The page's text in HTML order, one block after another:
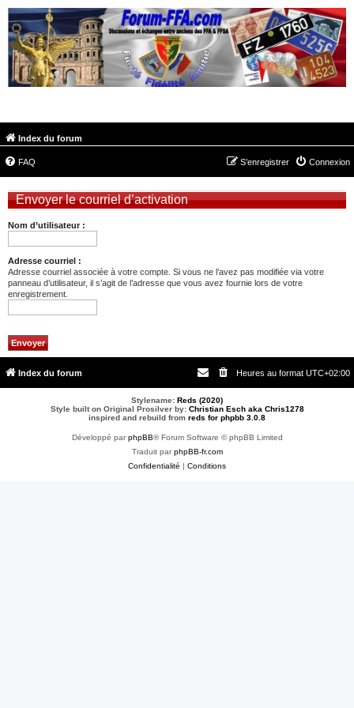
Index du forum
FAQ Connexion
S’enregistrer
Envoyer le courriel d’activation
Nom d’utilisateur :
Adresse courriel :
Adresse courriel associée à votre compte. Si vous ne l’avez pas modifiée via votre
panneau d’utilisateur, il s’agit de l’adresse que vous avez fournie lors de votre
enregistrement.
Index du forum Heures au format UTC+02:00
Stylename: Reds (2020)
Style built on Original Prosilver by: Christian Esch aka Chris1278
inspired and rebuild from reds for phpbb 3.0.8
Développé parphpBB® Forum Software © phpBB Limited
Traduit parphpBB-fr.com
Confidentialité | Conditions